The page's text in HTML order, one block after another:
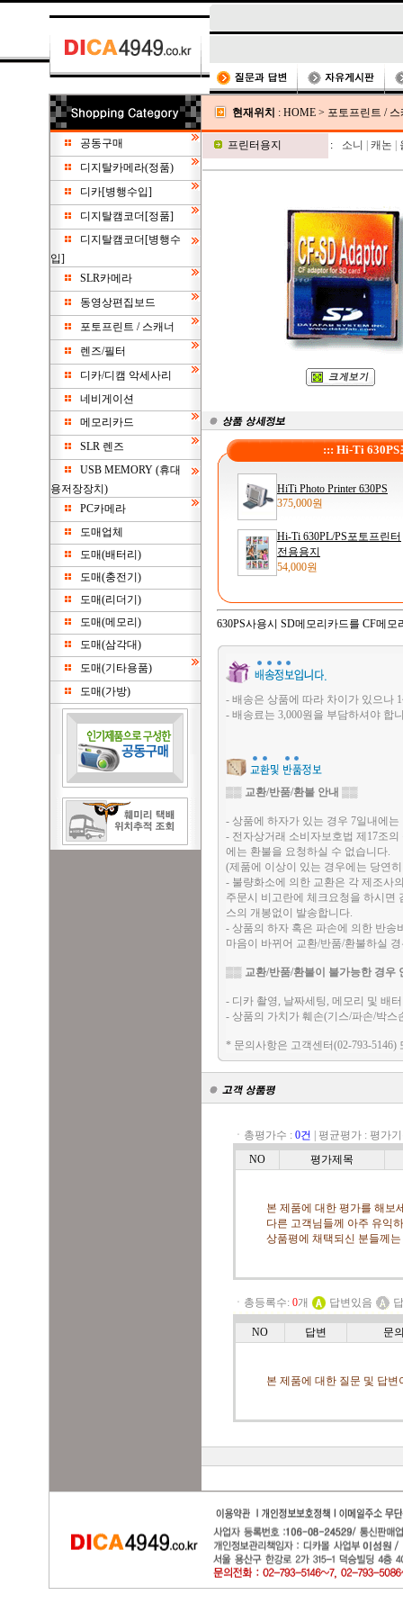
공동구매
디지탈카메라(정품)
디카[병행수입]
디지탈캠코더[정품]
디지탈캠코더[병행수
입]
SLR카메라
동영상편집보드
포토프린트 / 스캐너
렌즈/필터
디카/디캠 악세사리
네비게이션
메모리카드
SLR 렌즈
USB MEMORY (휴대
용저장장치)
PC카메라
도매업체
도매(배터리)
도매(충전기)
도매(리더기)
도매(메모리)
도매(삼각대)
도매(기타용품)
도매(가방)
현재위치 : HOME > 포토프린트 / 스
프린터용지 : 소니 캐논
::: Hi-Ti 630PS
HiTi Photo Printer 630PS
375,000원
Hi-Ti 630PL/PS포토프린터
전용용지
54,000원
630PS사용시 SD메모리카드를 CF메
- 배송은 상품에 따라 차이가 있으나
- 배송료는 3,000원을 부담하셔야 합
▒▒ 교환/반품/환불 안내 ▒▒
- 상품에 하자가 있는 경우 7일내에
- 전자상거래 소비자보호법 제17조
에는 환불을 요청하실 수 없습니다.
(제품에 이상이 있는 경우에는 당연
- 불량화소에 의한 교환은 각 제조사
주문시 비고란에 체크요청을 하시면
스의 개봉없이 발송합니다.
- 상품의 하자 혹은 파손에 의한 반송
마음이 바뀌어 교환/반품/환불하실
▒▒ 교환/반품/환불이 불가능한 경우
- 디카 촬영, 날짜세팅, 메모리 및 배
- 상품의 가치가 훼손(기스/파손/박
* 문의사항은 고객센터(02-793-5146)
ㆍ총평가수 : 0건 평균평가 : 평가
NO
평가제목
본 제품에 대한 평가를 해보
다른 고객님들께 아주 유익
상품평에 채택되신 분들께
ㆍ총등록수: 0개 답변있음
NO 답변 문
본 제품에 대한 질문 및 답